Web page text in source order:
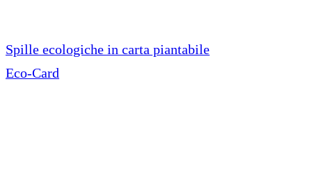
Spille ecologiche in carta piantabile
Eco-Card